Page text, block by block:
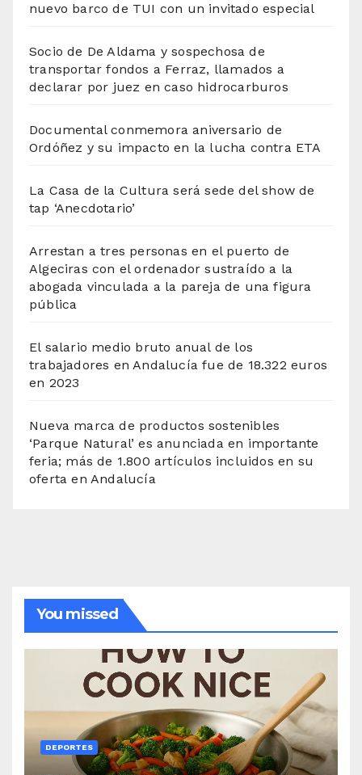
nuevo barco de TUI con un invitado especial
Socio de De Aldama y sospechosa de
transportar fondos a Ferraz, llamados a
declarar por juez en caso hidrocarburos
Documental conmemora aniversario de
Ordóñez y su impacto en la lucha contra ETA
La Casa de la Cultura será sede del show de
tap ‘Anecdotario’
Arrestan a tres personas en el puerto de
Algeciras con el ordenador sustraído a la
abogada vinculada a la pareja de una figura
pública
El salario medio bruto anual de los
trabajadores en Andalucía fue de 18.322 euros
en 2023
Nueva marca de productos sostenibles
‘Parque Natural’ es anunciada en importante
feria; más de 1.800 artículos incluidos en su
oferta en Andalucía
You missed
DEPORTES